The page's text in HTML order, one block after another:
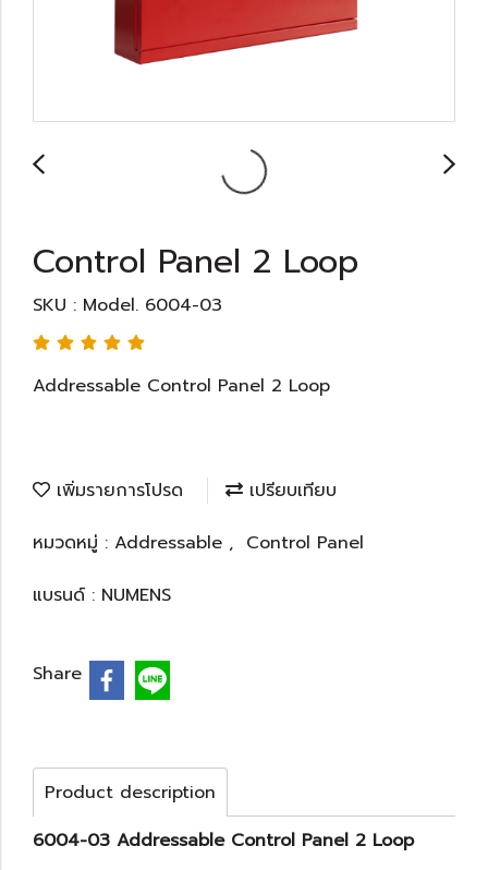
Control Panel 2 Loop
SKU : Model. 6004-03
Addressable Control Panel 2 Loop
เพิ่มรายการโปรด
เปรียบเทียบ
หมวดหมู่ : Addressable , Control Panel
แบรนด์ : NUMENS
Share
Product description
6004-03 Addressable Control Panel 2 Loop